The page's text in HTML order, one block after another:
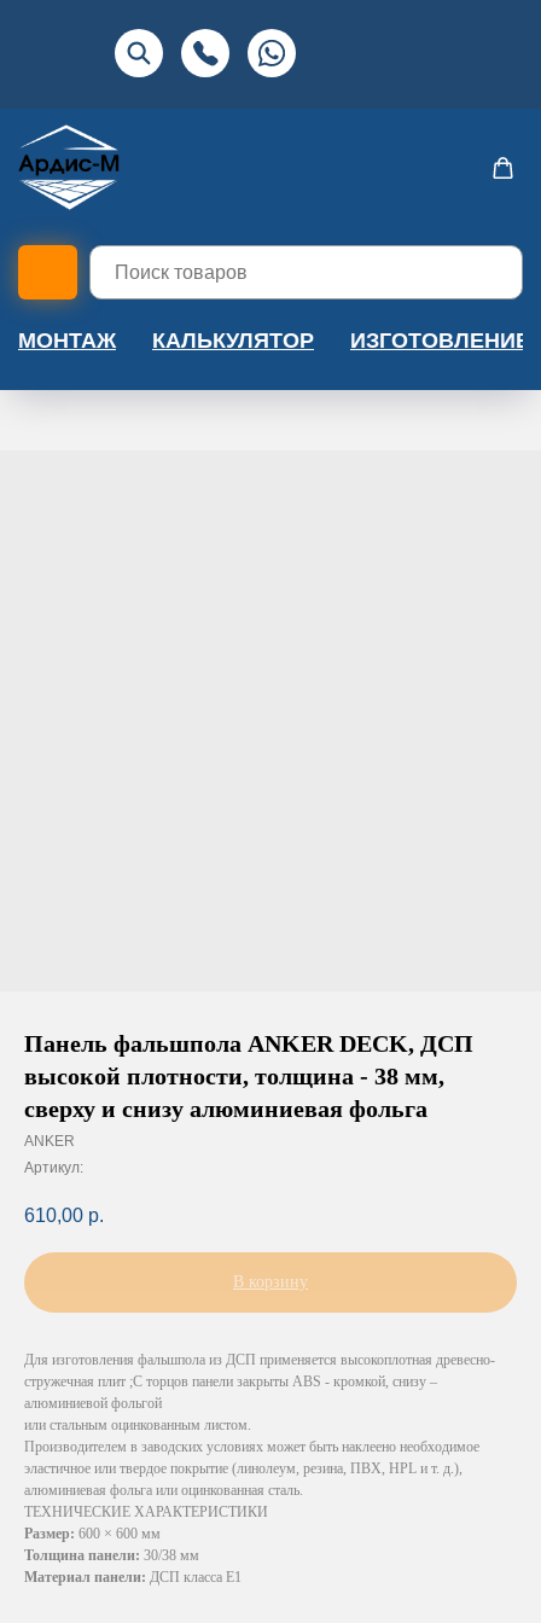
МОНТАЖ КАЛЬКУЛЯТОР ИЗГОТОВЛЕНИЕ
Панель фальшпола ANKER DECK, ДСП
высокой плотности, толщина - 38 мм,
сверху и снизу алюминиевая фольга
ANKER
Артикул:
610,00 р.
В корзину
Для изготовления фальшпола из ДСП применяется высокоплотная древесно-
стружечная плит ;С торцов панели закрыты ABS - кромкой, снизу –
алюминиевой фольгой
или стальным оцинкованным листом.
Производителем в заводских условиях может быть наклеено необходимое
эластичное или твердое покрытие (линолеум, резина, ПВХ, HPL и т. д.),
алюминиевая фольга или оцинкованная сталь.
ТЕХНИЧЕСКИЕ ХАРАКТЕРИСТИКИ
Размер: 600 × 600 мм
Толщина панели: 30/38 мм
Материал панели: ДСП класса E1